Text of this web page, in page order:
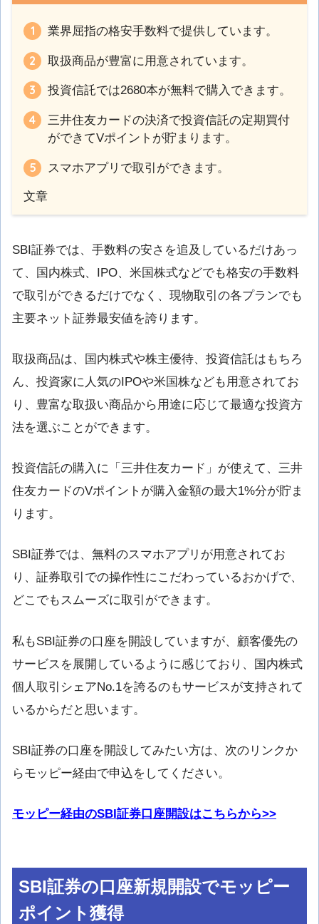
業界屈指の格安手数料で提供しています。
取扱商品が豊富に用意されています。
投資信託では2680本が無料で購入できます。
三井住友カードの決済で投資信託の定期買付
ができてVポイントが貯まります。
スマホアプリで取引ができます。
文章
SBI証券では、手数料の安さを追及しているだけあっ
て、国内株式、IPO、米国株式などでも格安の手数料
で取引ができるだけでなく、現物取引の各プランでも
主要ネット証券最安値を誇ります。
取扱商品は、国内株式や株主優待、投資信託はもちろ
ん、投資家に人気のIPOや米国株なども用意されてお
り、豊富な取扱い商品から用途に応じて最適な投資方
法を選ぶことができます。
投資信託の購入に「三井住友カード」が使えて、三井
住友カードのVポイントが購入金額の最大1%分が貯ま
ります。
SBI証券では、無料のスマホアプリが用意されてお
り、証券取引での操作性にこだわっているおかげで、
どこでもスムーズに取引ができます。
私もSBI証券の口座を開設していますが、顧客優先の
サービスを展開しているように感じており、国内株式
個人取引シェアNo.1を誇るのもサービスが支持されて
いるからだと思います。
SBI証券の口座を開設してみたい方は、次のリンクか
らモッピー経由で申込をしてください。
モッピー経由のSBI証券口座開設はこちらから>>
SBI証券の口座新規開設でモッピー
ポイント獲得